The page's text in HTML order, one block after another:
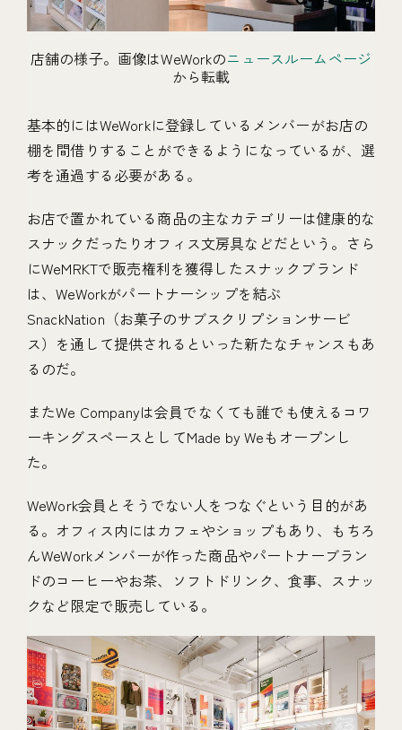
店舗の様子。画像はWeWorkのニュースルームページ
から転載
基本的にはWeWorkに登録しているメンバーがお店の
棚を間借りすることができるようになっているが、選
考を通過する必要がある。
お店で置かれている商品の主なカテゴリーは健康的な
スナックだったりオフィス文房具などだという。さら
にWeMRKTで販売権利を獲得したスナックブランド
は、WeWorkがパートナーシップを結ぶ
SnackNation（お菓子のサブスクリプションサービ
ス）を通して提供されるといった新たなチャンスもあ
るのだ。
またWe Companyは会員でなくても誰でも使えるコワ
ーキングスペースとしてMade by Weもオープンし
た。
WeWork会員とそうでない人をつなぐという目的があ
る。オフィス内にはカフェやショップもあり、もちろ
んWeWorkメンバーが作った商品やパートナーブラン
ドのコーヒーやお茶、ソフトドリンク、食事、スナッ
クなど限定で販売している。